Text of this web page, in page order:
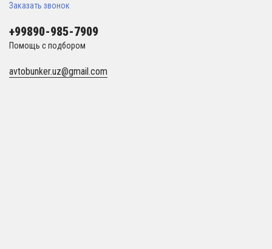
Заказать звонок
+99890-985-7909
Помощь с подбором
avtobunker.uz@gmail.com